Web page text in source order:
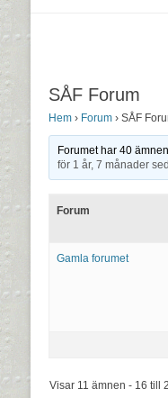
SÅF Forum
Hem › Forum › SÅF
Forumet har 40
för 1 år, 7 månader
Forum
Gamla forumet
Visar 11 ämnen - 16 till